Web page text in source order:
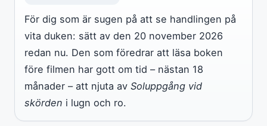
För dig som är sugen på att se handlingen på
vita duken: sätt av den 20 november 2026
redan nu. Den som föredrar att läsa boken
före filmen har gott om tid – nästan 18
månader – att njuta av Soluppgång vid
skörden i lugn och ro.